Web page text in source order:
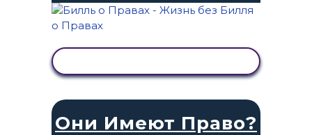
Они Имеют Право?